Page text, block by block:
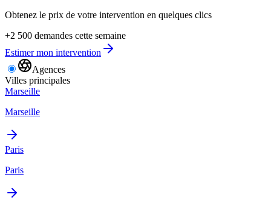
Obtenez le prix de votre intervention en quelques clics
+2 500 demandes cette semaine
Estimer mon intervention
Agences
Villes principales
Marseille
Marseille
Paris
Paris